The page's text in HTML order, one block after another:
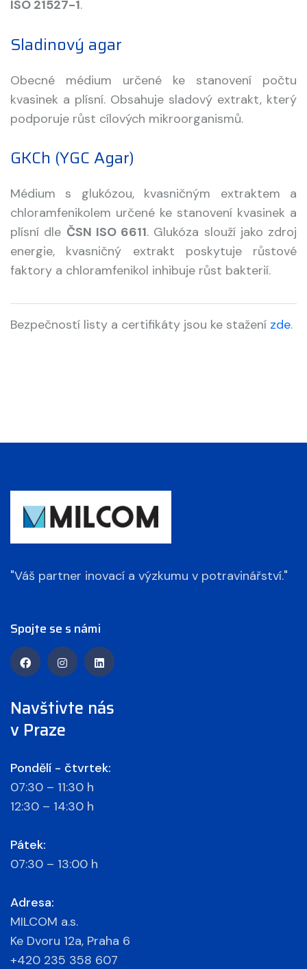
ISO 21527-1.
Sladinový agar
Obecné médium určené ke stanovení počtu
kvasinek a plísní. Obsahuje sladový extrakt, který
podporuje růst cílových mikroorganismů.
GKCh (YGC Agar)
Médium s glukózou, kvasničným extraktem a
chloramfenikolem určené ke stanovení kvasinek a
plísní dle ČSN ISO 6611. Glukóza slouží jako zdroj
energie, kvasničný extrakt poskytuje růstové
faktory a chloramfenikol inhibuje růst bakterií.
Bezpečností listy a certifikáty jsou ke stažení zde.
"Váš partner inovací a výzkumu v potravinářství."
Spojte se s námi
Navštivte nás
v Praze
Pondělí - čtvrtek:
07:30 – 11:30 h
12:30 – 14:30 h
Pátek:
07:30 – 13:00 h
Adresa:
MILCOM a.s.
Ke Dvoru 12a, Praha 6
+420 235 358 607